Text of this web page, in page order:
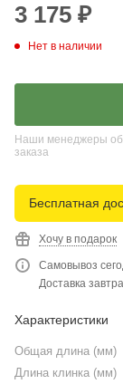
3 175 ₽
Нет в наличии
Наши менеджеры
заказа
Бесплатная
Хочу в подарок
Самовывоз
Доставка
Характеристики
Общая длина (мм)
Длина клинка (мм)